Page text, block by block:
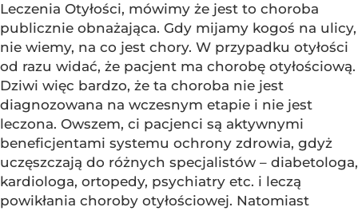
Leczenia Otyłości, mówimy że jest to choroba
publicznie obnażająca. Gdy mijamy kogoś na ulicy,
nie wiemy, na co jest chory. W przypadku otyłości
od razu widać, że pacjent ma chorobę otyłościową.
Dziwi więc bardzo, że ta choroba nie jest
diagnozowana na wczesnym etapie i nie jest
leczona. Owszem, ci pacjenci są aktywnymi
beneficjentami systemu ochrony zdrowia, gdyż
uczęszczają do różnych specjalistów – diabetologa,
kardiologa, ortopedy, psychiatry etc. i leczą
powikłania choroby otyłościowej. Natomiast